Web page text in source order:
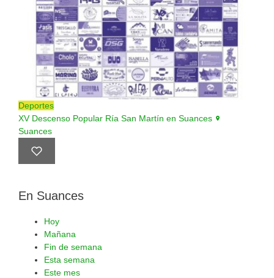
Deportes
XV Descenso Popular Ría San Martín en Suances
Suances
En Suances
Hoy
Mañana
Fin de semana
Esta semana
Este mes